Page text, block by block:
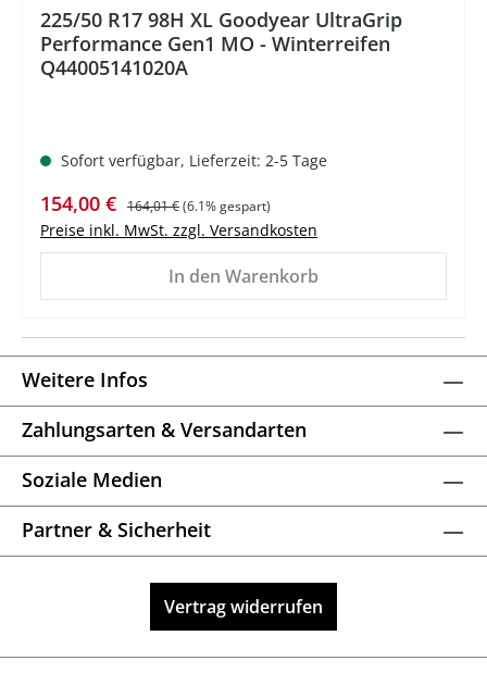
225/50 R17 98H XL Goodyear UltraGrip
Performance Gen1 MO - Winterreifen
Q44005141020A
Sofort verfügbar, Lieferzeit: 2-5 Tage
Verkaufspreis:
154,00 € Regulärer Preis:
164,01 €(6.1% gespart)
Preise inkl. MwSt. zzgl. Versandkosten
In den Warenkorb
Weitere Infos
Zahlungsarten & Versandarten
Soziale Medien
Partner & Sicherheit
Vertrag widerrufen